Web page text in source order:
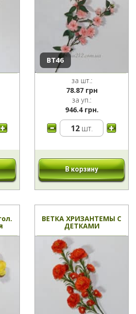
ВТ46
за шт.:
78.87 грн
за уп.:
946.4 грн.
12шт.
В корзину
ВЕТКА ХРИЗАНТЕМЫ С
ДЕТКАМИ